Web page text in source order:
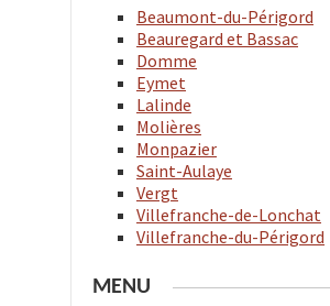
Beaumont-du-Périgord
Beauregard et Bassac
Domme
Eymet
Lalinde
Molières
Monpazier
Saint-Aulaye
Vergt
Villefranche-de-Lonchat
Villefranche-du-Périgord
MENU